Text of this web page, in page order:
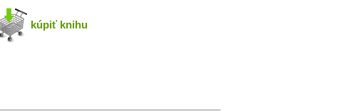
kúpiť knihu